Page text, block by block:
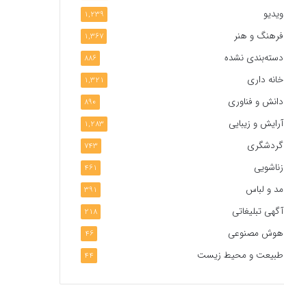
ویدیو 1,239
فرهنگ و هنر 1,367
دسته‌بندی نشده 886
خانه داری 1,321
دانش و فناوری 890
آرایش و زیبایی 1,283
گردشگری 743
زناشویی 461
مد و لباس 391
آگهی تبلیغاتی 218
هوش مصنوعی 46
طبیعت و محیط زیست 44